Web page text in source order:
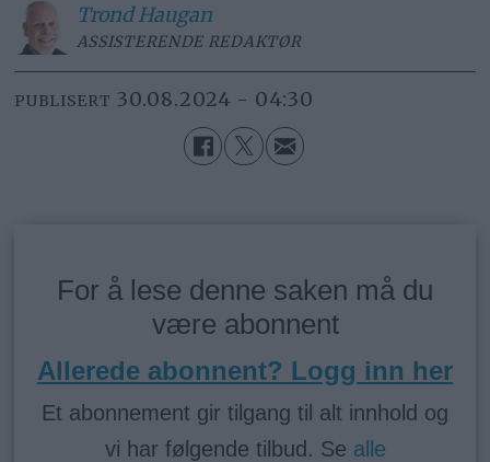
Trond Haugan
ASSISTERENDE REDAKTØR
PUBLISERT 30.08.2024 - 04:30
For å lese denne saken må du
være abonnent
Allerede abonnent? Logg inn her
Et abonnement gir tilgang til alt innhold og
vi har følgende tilbud. Se alle